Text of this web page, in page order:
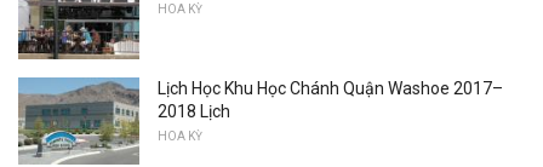
HOA KỲ
Lịch Học Khu Học Chánh Quận Washoe 2017–
2018 Lịch
HOA KỲ